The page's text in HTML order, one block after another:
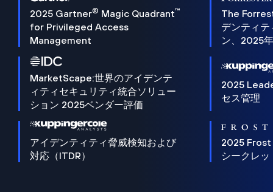
2025 Gartner® Magic Quadrant™
for Privileged Access
Management
The
デンティ
ン、2025
MarketScape:世界のアイデンテ
ィティセキュリティ統合ソリュー
ション 2025ベンダー評価
2025
セス管理
アイデンティティ脅威検知および
対応（ITDR）
2025 Frost
シークレッ